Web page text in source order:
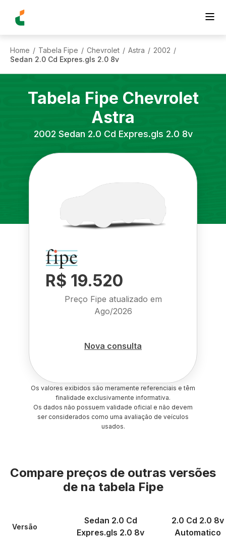
Home / Tabela Fipe / Chevrolet / Astra / 2002 /
Sedan 2.0 Cd Expres.gls 2.0 8v
Tabela Fipe Chevrolet
Astra
2002 Sedan 2.0 Cd Expres.gls 2.0 8v
R$ 19.520
Preço Fipe atualizado em
Ago/2026
Nova consulta
Os valores exibidos são meramente referenciais e têm
finalidade exclusivamente informativa.
Os dados não possuem validade oficial e não devem
ser considerados como uma avaliação de veículos
usados.
Compare preços de outras versões
de na tabela Fipe
Versão
Sedan 2.0 Cd
Expres.gls 2.0 8v
2.0 Cd 2.0 8v
Automatico